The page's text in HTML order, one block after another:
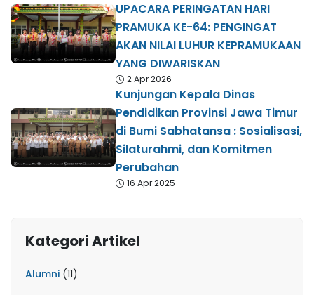
UPACARA PERINGATAN HARI
PRAMUKA KE-64: PENGINGAT
AKAN NILAI LUHUR KEPRAMUKAAN
YANG DIWARISKAN
2 Apr 2026
Kunjungan Kepala Dinas
Pendidikan Provinsi Jawa Timur
di Bumi Sabhatansa : Sosialisasi,
Silaturahmi, dan Komitmen
Perubahan
16 Apr 2025
Kategori Artikel
Alumni (11)